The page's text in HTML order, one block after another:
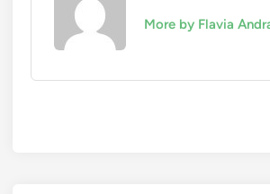
More by Flavia